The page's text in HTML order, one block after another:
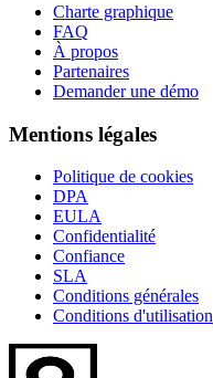
Charte graphique
FAQ
À propos
Partenaires
Demander une démo
Mentions légales
Politique de cookies
DPA
EULA
Confidentialité
Confiance
SLA
Conditions générales
Conditions d'utilisation